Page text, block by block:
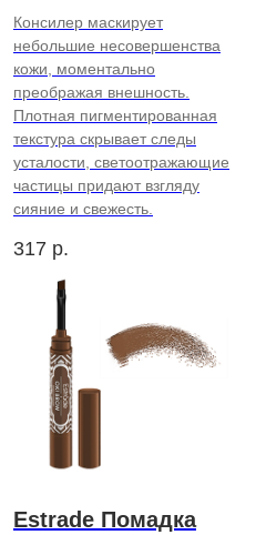
Консилер маскирует
небольшие несовершенства
кожи, моментально
преображая внешность.
Плотная пигментированная
текстура скрывает следы
усталости, светоотражающие
частицы придают взгляду
сияние и свежесть.
317 р.
Estrade Помадка